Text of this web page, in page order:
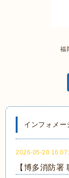
福
インフォメー
2026-05-20
【博多消防署